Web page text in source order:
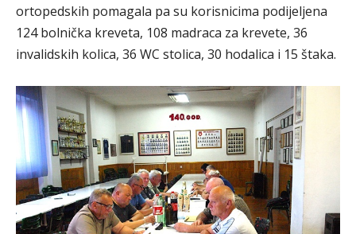
ortopedskih pomagala pa su korisnicima podijeljena
124 bolnička kreveta, 108 madraca za krevete, 36
invalidskih kolica, 36 WC stolica, 30 hodalica i 15 štaka.